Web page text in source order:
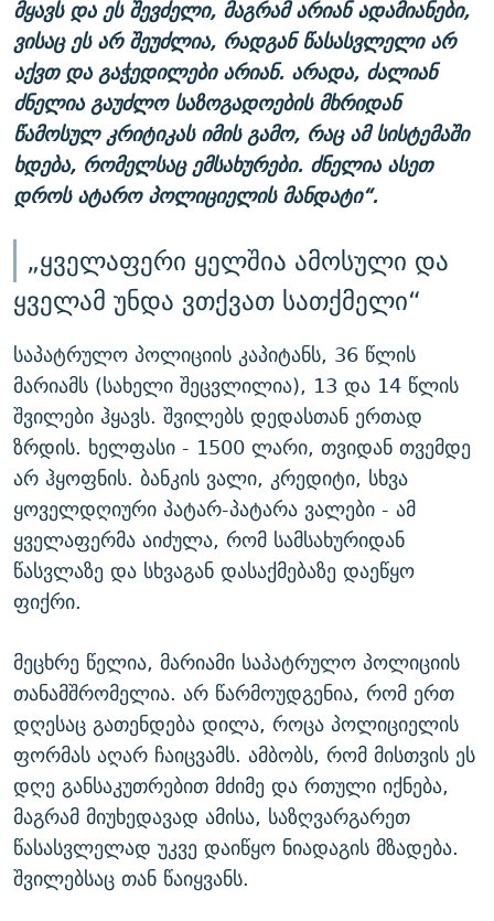
მყავს და ეს შევძელი, მაგრამ არიან ადამიანები,
ვისაც ეს არ შეუძლია, რადგან წასასვლელი არ
აქვთ და გაჭედილები არიან. არადა, ძალიან
ძნელია გაუძლო საზოგადოების მხრიდან
წამოსულ კრიტიკას იმის გამო, რაც ამ სისტემაში
ხდება, რომელსაც ემსახურები. ძნელია ასეთ
დროს ატარო პოლიციელის მანდატი“.
„ყველაფერი ყელშია ამოსული და
ყველამ უნდა ვთქვათ სათქმელი“
საპატრულო პოლიციის კაპიტანს, 36 წლის
მარიამს (სახელი შეცვლილია), 13 და 14 წლის
შვილები ჰყავს. შვილებს დედასთან ერთად
ზრდის. ხელფასი - 1500 ლარი, თვიდან თვემდე
არ ჰყოფნის. ბანკის ვალი, კრედიტი, სხვა
ყოველდღიური პატარ-პატარა ვალები - ამ
ყველაფერმა აიძულა, რომ სამსახურიდან
წასვლაზე და სხვაგან დასაქმებაზე დაეწყო
ფიქრი.
მეცხრე წელია, მარიამი საპატრულო პოლიციის
თანამშრომელია. არ წარმოუდგენია, რომ ერთ
დღესაც გათენდება დილა, როცა პოლიციელის
ფორმას აღარ ჩაიცვამს. ამბობს, რომ მისთვის ეს
დღე განსაკუთრებით მძიმე და რთული იქნება,
მაგრამ მიუხედავად ამისა, საზღვარგარეთ
წასასვლელად უკვე დაიწყო ნიადაგის მზადება.
შვილებსაც თან წაიყვანს.